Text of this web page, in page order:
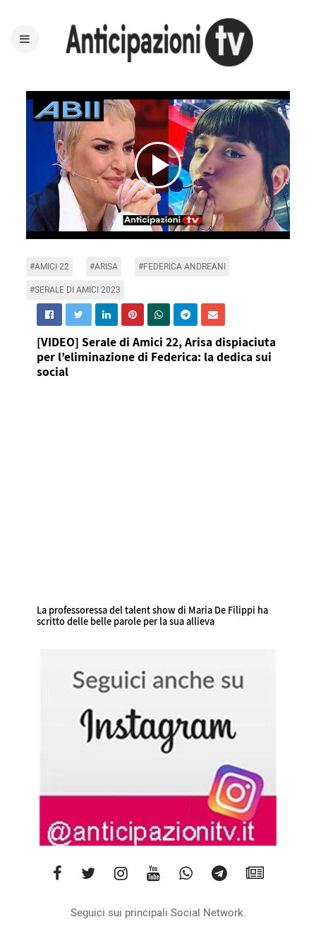
Play
Video
#AMICI 22 #ARISA
#FEDERICA ANDREANI
#SERALE DI AMICI 2023
[VIDEO] Serale di Amici 22, Arisa dispiaciuta
per l’eliminazione di Federica: la dedica sui
social
La professoressa del talent show di Maria De Filippi ha
scritto delle belle parole per la sua allieva
Seguici sui principali Social Network.